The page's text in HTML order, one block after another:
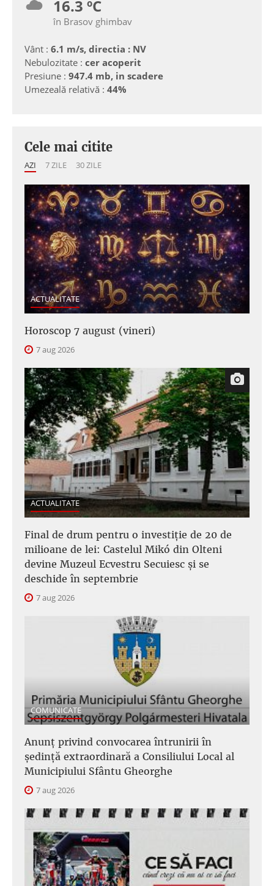
16.3 ºC
în Brasov ghimbav
Vânt : 6.1 m/s, directia : NV
Nebulozitate : cer acoperit
Presiune : 947.4 mb, in scadere
Umezeală relativă : 44%
Cele mai citite
AZI 7 ZILE 30 ZILE
ACTUALITATE
Horoscop 7 august (vineri)
7 aug 2026
ACTUALITATE
Final de drum pentru o investiție de 20 de
milioane de lei: Castelul Mikó din Olteni
devine Muzeul Ecvestru Secuiesc și se
deschide în septembrie
7 aug 2026
COMUNICATE
Anunţ privind convocarea întrunirii în
şedinţă extraordinară a Consiliului Local al
Municipiului Sfântu Gheorghe
7 aug 2026